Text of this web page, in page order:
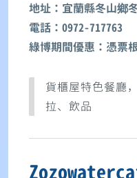
地址：宜蘭縣冬山鄉
電話：0972-717763
綠博期間優惠：憑票
貨櫃屋特色餐廳
拉、飲品